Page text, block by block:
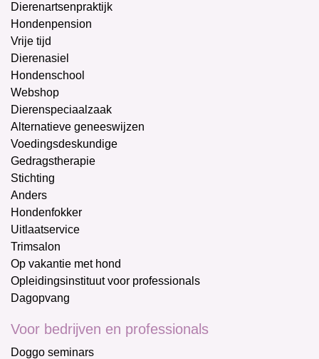
Dierenartsenpraktijk
Hondenpension
Vrije tijd
Dierenasiel
Hondenschool
Webshop
Dierenspeciaalzaak
Alternatieve geneeswijzen
Voedingsdeskundige
Gedragstherapie
Stichting
Anders
Hondenfokker
Uitlaatservice
Trimsalon
Op vakantie met hond
Opleidingsinstituut voor professionals
Dagopvang
Voor bedrijven en professionals
Doggo seminars